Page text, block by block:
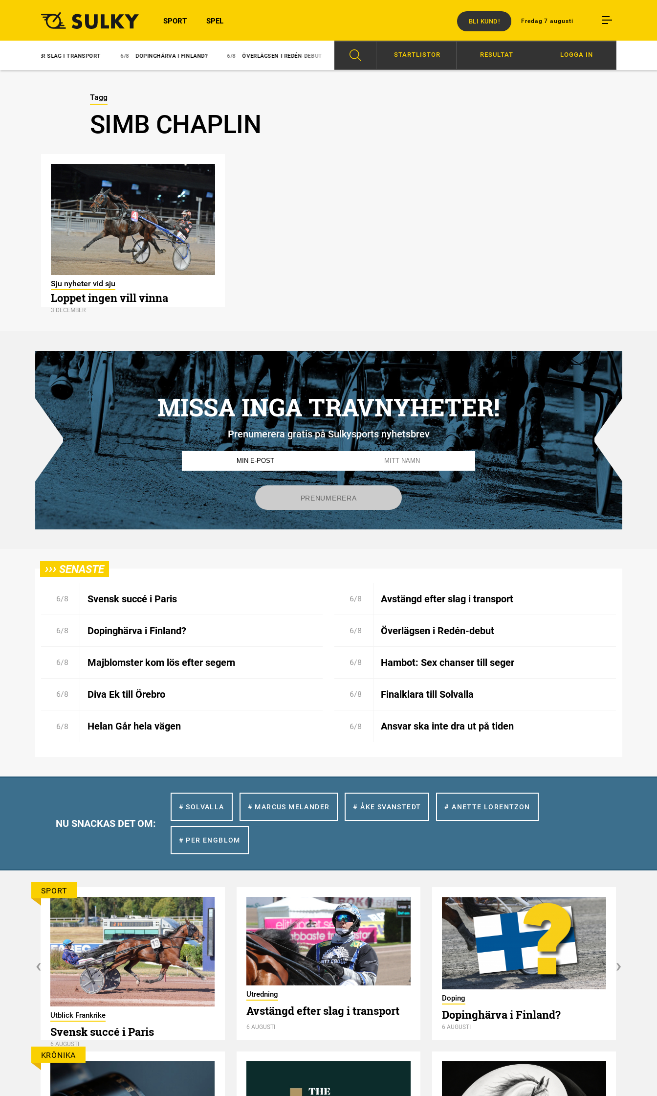
Fredag 7 augusti
SPORT SPEL BLI KUND!
SLAG I TRANSPORT 6/8 DOPINGHÄRVA I FINLAND? 6/8 ÖVERLÄGSEN I REDÉN-DEBUT 6/8 MAJBLOMSTER KOM LÖS EFTER SEGERN SVENSK SUCCÉ I PARIS 6/8 AVSTÄNGD EFTER SLAG I
STARTLISTOR RESULTAT LOGGA IN
Tagg
SIMB CHAPLIN
Sju nyheter vid sju
Loppet ingen vill vinna
3 DECEMBER
MISSA INGA TRAVNYHETER!
Prenumerera gratis på Sulkysports nyhetsbrev
››› SENASTE
6/8 Svensk succé i Paris 6/8 Avstängd efter slag i transport
6/8 Dopinghärva i Finland? 6/8 Överlägsen i Redén-debut
6/8 Majblomster kom lös efter segern 6/8 Hambot: Sex chanser till seger
6/8 Diva Ek till Örebro 6/8 Finalklara till Solvalla
6/8 Helan Går hela vägen 6/8 Ansvar ska inte dra ut på tiden
NU SNACKAS DET OM:
# SOLVALLA # MARCUS MELANDER # ÅKE SVANSTEDT # ANETTE LORENTZON
# PER ENGBLOM
SPORT
Utblick Frankrike
Svensk succé i Paris
6 AUGUSTI
Utredning
Avstängd efter slag i transport
6 AUGUSTI
Doping
Dopinghärva i Finland?
6 AUGUSTI
KRÖNIKA